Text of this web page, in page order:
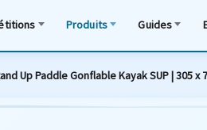
Produits Guides
Up Paddle Gonflable Kayak SUP | 305